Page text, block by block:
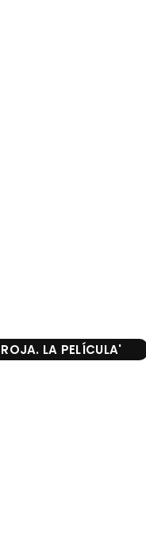
LA PELÍCULA'